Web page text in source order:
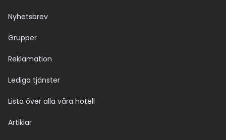
Nyhetsbrev
Grupper
Reklamation
Lediga tjänster
Lista över alla våra hotell
Artiklar